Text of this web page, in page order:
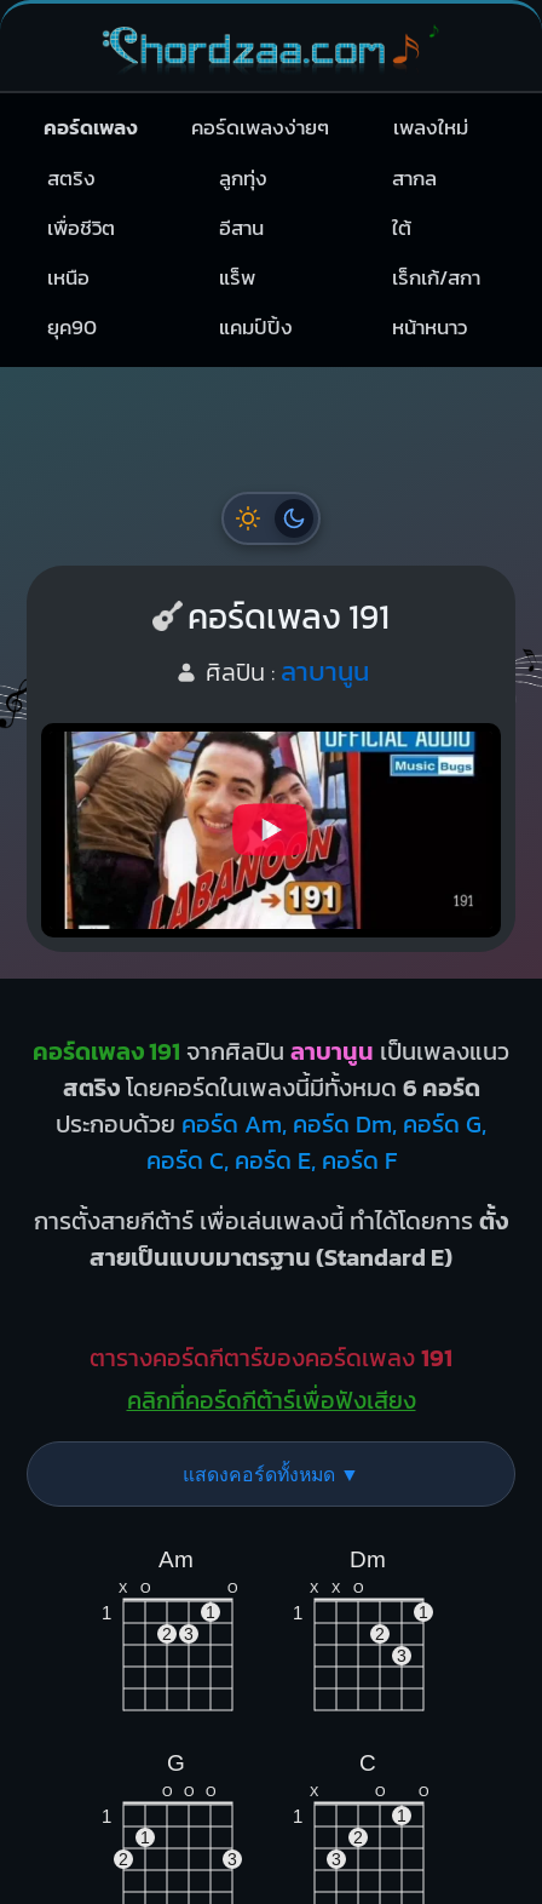
คอร์ดเพลง คอร์ดเพลงง่ายๆ
เพลงใหม่
สตริง
ลูกทุ่ง
สากล
เพื่อชีวิต
อีสาน
ใต้
เหนือ
แร็พ
เร็กเก้/สกา
ยุค90
แคมป์ปิ้ง หน้าหนาว
คอร์ดเพลง 191
ศิลปิน : ลาบานูน
คอร์ดเพลง 191 จากศิลปิน ลาบานูน เป็นเพลงแนว
สตริงโดยคอร์ดในเพลงนี้มีทั้งหมด 6 คอร์ด
ประกอบด้วย คอร์ด Am, คอร์ด Dm, คอร์ด G,
คอร์ด C, คอร์ด E, คอร์ด F
การตั้งสายกีต้าร์ เพื่อเล่นเพลงนี้ ทำได้โดยการตั้ง
สายเป็นแบบมาตรฐาน (Standard E)
ตารางคอร์ดกีตาร์ของคอร์ดเพลง191
คลิกที่คอร์ดกีต้าร์เพื่อฟังเสียง
แสดงคอร์ดทั้งหมด ▼
Am
X O O
1
1
2
3
Dm
X X O
1
1
2
3
G
O O O
1
1
2
3
C
X O O
1
1
2
3